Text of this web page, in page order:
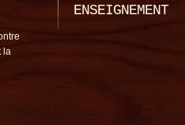
la
ENSEIGNEMENT